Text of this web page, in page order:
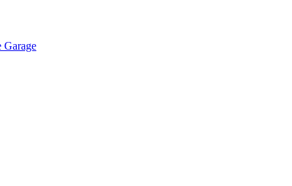
Garage